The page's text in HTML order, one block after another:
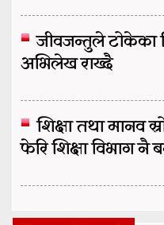
जीवजन्तुले टोकेका
अभिलेख राख्दै
शिक्षा तथा मानव
फेरि शिक्षा विभाग नै